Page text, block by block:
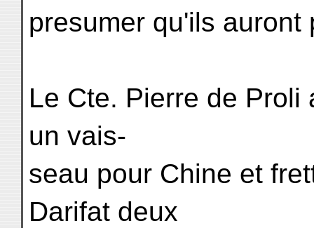
presumer qu'ils auront
Le Cte. Pierre de
un vais-
seau pour Chine et
Darifat deux